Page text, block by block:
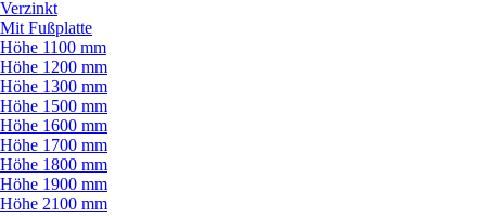
Verzinkt
Mit Fußplatte
Höhe 1100 mm
Höhe 1200 mm
Höhe 1300 mm
Höhe 1500 mm
Höhe 1600 mm
Höhe 1700 mm
Höhe 1800 mm
Höhe 1900 mm
Höhe 2100 mm